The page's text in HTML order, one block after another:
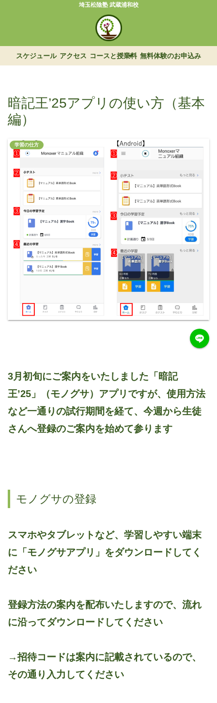
埼玉松陰塾 武蔵浦和校
スケジュール アクセス コースと授業料 無料体験のお申込み
暗記王’25アプリの使い方（基本
編）
学習の仕方
3月初旬にご案内をいたしました「暗記
王’25」（モノグサ）アプリですが、使用方法
など一通りの試行期間を経て、今週から生徒
さんへ登録のご案内を始めて参ります
モノグサの登録
スマホやタブレットなど、学習しやすい端末
に「モノグサアプリ」をダウンロードしてく
ださい
登録方法の案内を配布いたしますので、流れ
に沿ってダウンロードしてください
→招待コードは案内に記載されているので、
その通り入力してください